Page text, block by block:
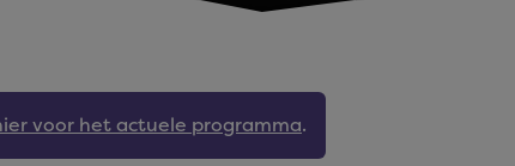
voor het actuele programma.